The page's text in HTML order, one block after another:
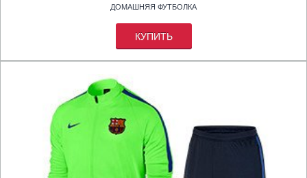
ДОМАШНЯЯ ФУТБОЛКА
КУПИТЬ